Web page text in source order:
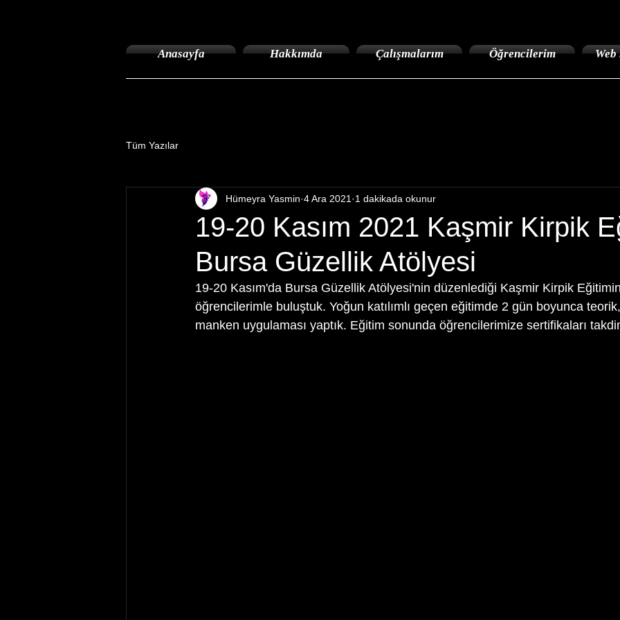
Anasayfa Hakkımda Çalışmalarım Öğrencilerim Web
Tüm Yazılar
19-20 Kasım 2021 Kaşmir Kirpik
Bursa Güzellik Atölyesi
Hümeyra Yasmin 4 Ara 2021 1 dakikada okunur
19-20 Kasım'da Bursa Güzellik Atölyesi'nin düzenlediği Kaşmir Kirpik
öğrencilerimle buluştuk. Yoğun katılımlı geçen eğitimde 2 gün boyunca
manken uygulaması yaptık. Eğitim sonunda öğrencilerimize sertifikaları